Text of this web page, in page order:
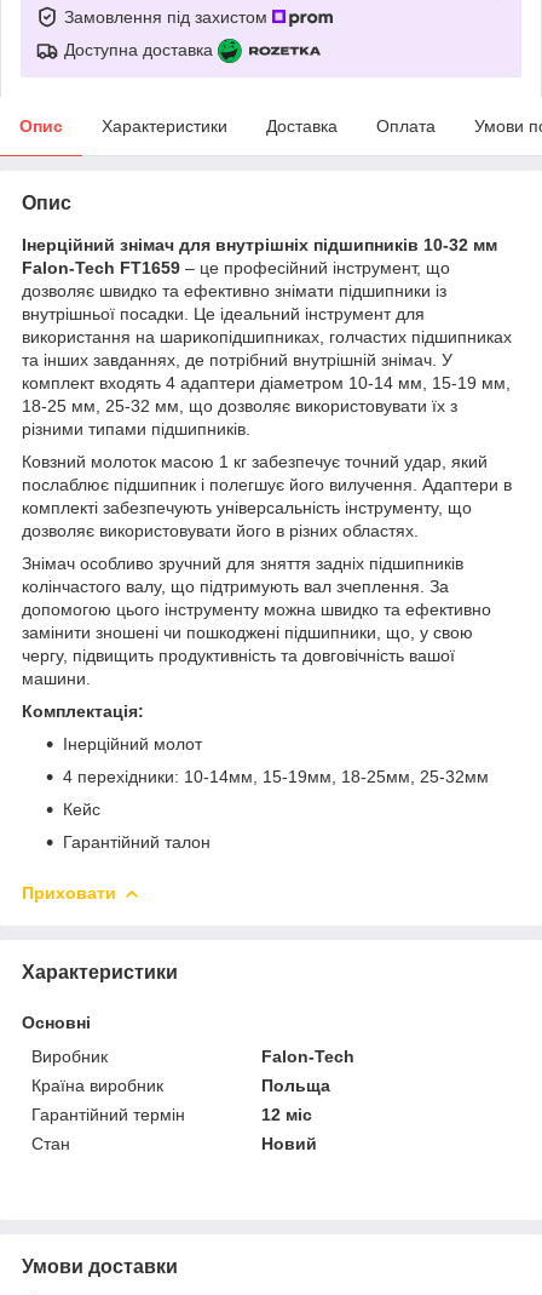
Замовлення під захистом
Доступна доставка
Опис Характеристики Доставка Оплата Умови
Опис
Інерційний знімач для внутрішніх підшипників 10-32 мм
Falon-Tech FT1659 – це професійний інструмент, що
дозволяє швидко та ефективно знімати підшипники із
внутрішньої посадки. Це ідеальний інструмент для
використання на шарикопідшипниках, голчастих підшипниках
та інших завданнях, де потрібний внутрішній знімач. У
комплект входять 4 адаптери діаметром 10-14 мм, 15-19 мм,
18-25 мм, 25-32 мм, що дозволяє використовувати їх з
різними типами підшипників.
Ковзний молоток масою 1 кг забезпечує точний удар, який
послаблює підшипник і полегшує його вилучення. Адаптери в
комплекті забезпечують універсальність інструменту, що
дозволяє використовувати його в різних областях.
Знімач особливо зручний для зняття задніх підшипників
колінчастого валу, що підтримують вал зчеплення. За
допомогою цього інструменту можна швидко та ефективно
замінити зношені чи пошкоджені підшипники, що, у свою
чергу, підвищить продуктивність та довговічність вашої
машини.
Комплектація:
Інерційний молот
4 перехідники: 10-14мм, 15-19мм, 18-25мм, 25-32мм
Кейс
Гарантійний талон
Приховати
Характеристики
Основні
Виробник
Falon-Tech
Країна виробник
Польща
Гарантійний термін
12 міс
Стан
Новий
Умови доставки